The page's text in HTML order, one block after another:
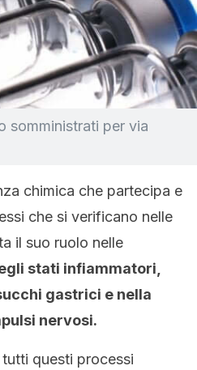
somministrati per via
chimica che partecipa e
che si verificano nelle
il suo ruolo nelle
stati infiammatori,
gastrici e nella
nervosi.
questi processi